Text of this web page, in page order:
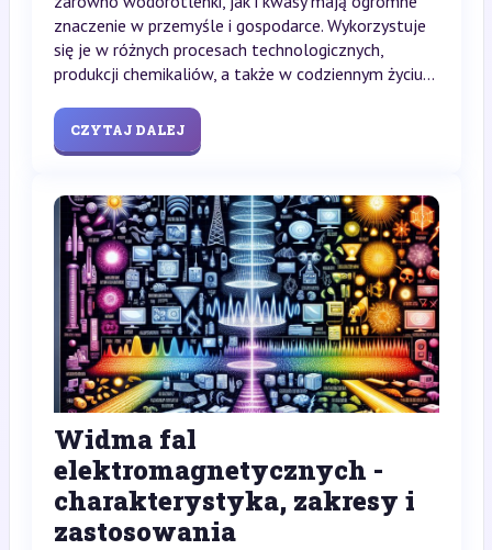
znaczenie w przemyśle i gospodarce. Wykorzystuje
się je w różnych procesach technologicznych,
produkcji chemikaliów, a także w codziennym życiu...
CZYTAJ DALEJ
Widma fal
elektromagnetycznych -
charakterystyka, zakresy i
zastosowania